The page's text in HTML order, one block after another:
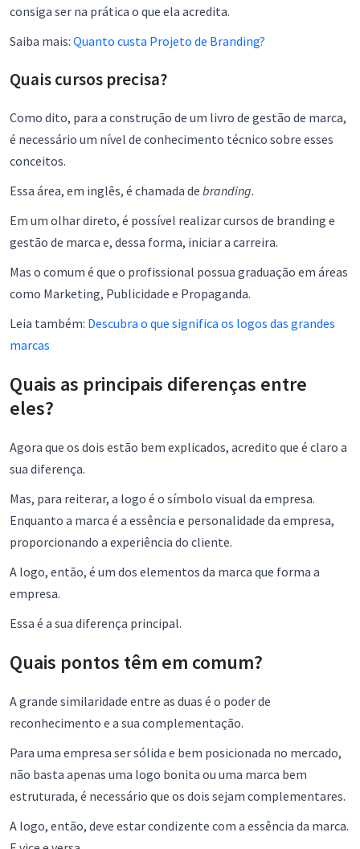
consiga ser na prática o que ela acredita.
Saiba mais: Quanto custa Projeto de Branding?
Quais cursos precisa?
Como dito, para a construção de um livro de gestão de marca,
é necessário um nível de conhecimento técnico sobre esses
conceitos.
Essa área, em inglês, é chamada de branding.
Em um olhar direto, é possível realizar cursos de branding e
gestão de marca e, dessa forma, iniciar a carreira.
Mas o comum é que o profissional possua graduação em áreas
como Marketing, Publicidade e Propaganda.
Leia também: Descubra o que significa os logos das grandes
marcas
Quais as principais diferenças entre
eles?
Agora que os dois estão bem explicados, acredito que é claro a
sua diferença.
Mas, para reiterar, a logo é o símbolo visual da empresa.
Enquanto a marca é a essência e personalidade da empresa,
proporcionando a experiência do cliente.
A logo, então, é um dos elementos da marca que forma a
empresa.
Essa é a sua diferença principal.
Quais pontos têm em comum?
A grande similaridade entre as duas é o poder de
reconhecimento e a sua complementação.
Para uma empresa ser sólida e bem posicionada no mercado,
não basta apenas uma logo bonita ou uma marca bem
estruturada, é necessário que os dois sejam complementares.
A logo, então, deve estar condizente com a essência da marca.